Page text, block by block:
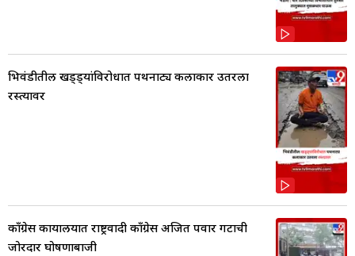
भिवंडीतील खड्ड्यांविरोधात पथनाट्य कलाकार उतरला
रस्त्यावर
काँग्रेस कार्यालयात राष्ट्रवादी काँग्रेस अजित पवार गटाची
जोरदार घोषणाबाजी